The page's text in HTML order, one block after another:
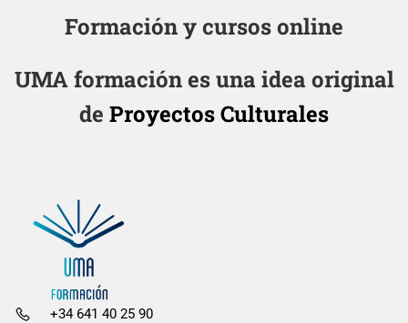
Formación y cursos online
UMA formación es una idea original
de Proyectos Culturales
+34 641 40 25 90